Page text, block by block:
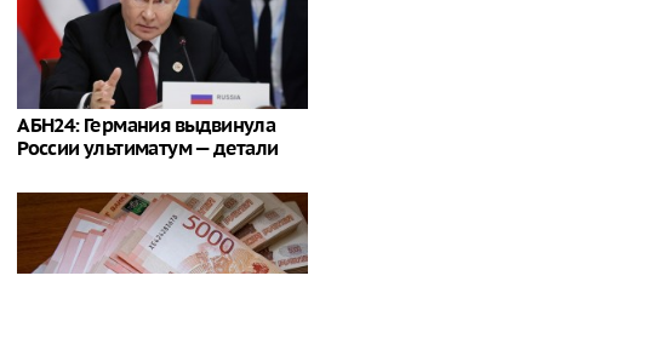
АБН24: Германия выдвинула
России ультиматум — детали